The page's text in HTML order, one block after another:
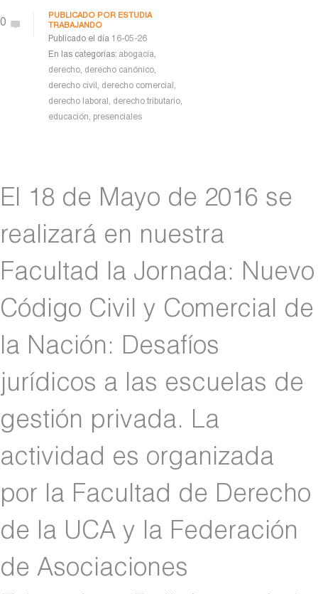
0
PUBLICADO POR ESTUDIA
TRABAJANDO
Publicado el día 16-05-26
En las categorías: abogacía,
derecho, derecho canónico,
derecho civil , derecho comercial ,
derecho laboral , derecho tributario,
educación, presenciales
El 18 de Mayo de 2016 se
realizará en nuestra
Facultad la Jornada: Nuevo
Código Civil y Comercial de
la Nación: Desafíos
jurídicos a las escuelas de
gestión privada. La
actividad es organizada
por la Facultad de Derecho
de la UCA y la Federación
de Asociaciones